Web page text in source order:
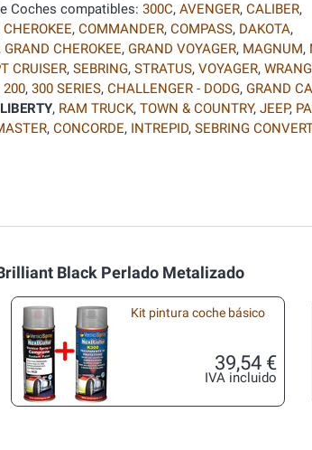
Coches compatibles: 300C, AVENGER, CALIBER,
CHEROKEE, COMMANDER, COMPASS, DAKOTA,
GRAND CHEROKEE, GRAND VOYAGER, MAGNUM,
CRUISER, SEBRING, STRATUS, VOYAGER,
200, 300 SERIES, CHALLENGER - DODG, GRAND
LIBERTY, RAM TRUCK, TOWN & COUNTRY, JEEP,
, CONCORDE, INTREPID, SEBRING
Black Perlado Metalizado
Kit pintura coche básico
39,54 €
IVA incluido